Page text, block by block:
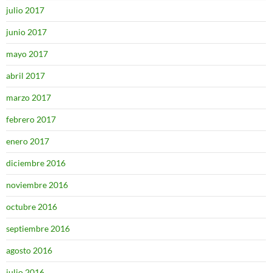
julio 2017
junio 2017
mayo 2017
abril 2017
marzo 2017
febrero 2017
enero 2017
diciembre 2016
noviembre 2016
octubre 2016
septiembre 2016
agosto 2016